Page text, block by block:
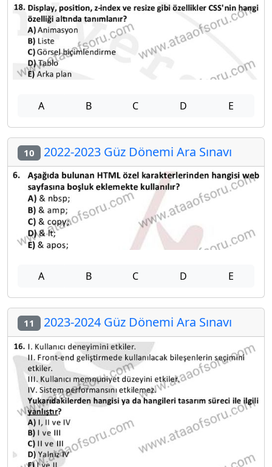
A B C D E
10 2022-2023 Güz Dönemi Ara Sınavı
A B C D E
11 2023-2024 Güz Dönemi Ara Sınavı